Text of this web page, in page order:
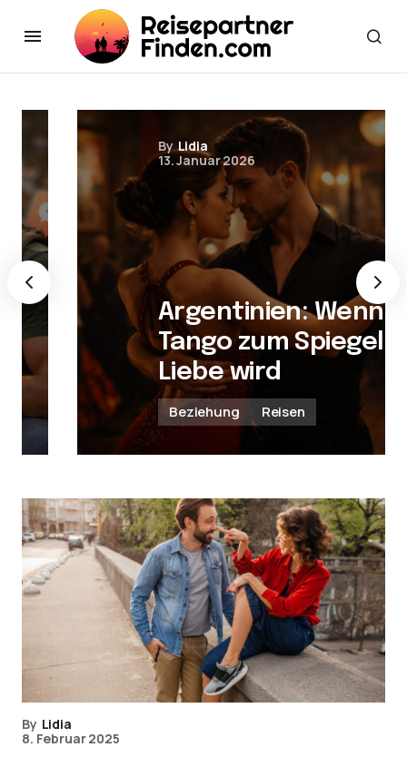
Lidia
13. Januar 2026
Argentinien: Wenn
Tango zum Spiegel der
Liebe wird
Beziehung Reisen
By Lidia
8. Februar 2025